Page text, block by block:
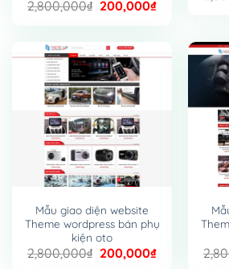
2,800,000₫ Giá
2,800,000₫.
200,000₫Giá
200,000₫.
Mẫu giao diện website
Theme wordpress bán phụ
kiện oto
2,800,000₫ Giá
200,000₫Giá